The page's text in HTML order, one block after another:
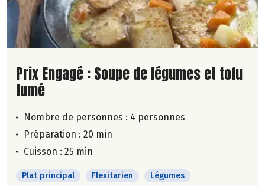
Lire la suite de la recette
Prix Engagé : Soupe de légumes et tofu
fumé
Nombre de personnes : 4 personnes
Préparation : 20 min
Cuisson : 25 min
Plat principal Flexitarien Légumes